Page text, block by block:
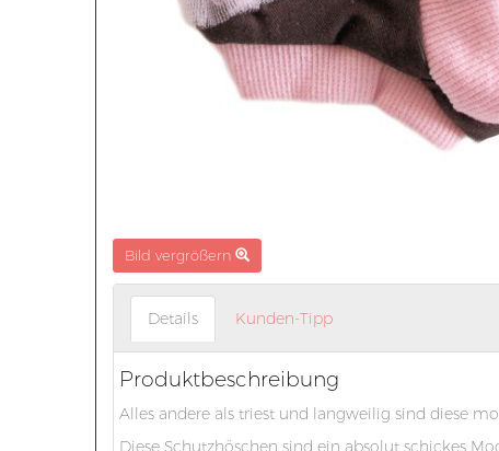
Bild vergrößern
Details Kunden-Tipp
Produktbeschreibung
Alles andere als triest und langweilig sind diese
Diese Schutzhöschen sind ein absolut schickes